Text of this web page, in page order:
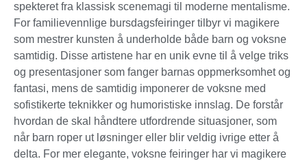
spekteret fra klassisk scenemagi til moderne mentalisme.
For familievennlige bursdagsfeiringer tilbyr vi magikere
som mestrer kunsten å underholde både barn og voksne
samtidig. Disse artistene har en unik evne til å velge triks
og presentasjoner som fanger barnas oppmerksomhet og
fantasi, mens de samtidig imponerer de voksne med
sofistikerte teknikker og humoristiske innslag. De forstår
hvordan de skal håndtere utfordrende situasjoner, som
når barn roper ut løsninger eller blir veldig ivrige etter å
delta. For mer elegante, voksne feiringer har vi magikere